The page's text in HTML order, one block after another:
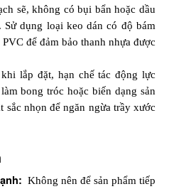
sẽ, không có bụi bẩn hoặc dầu
Sử dụng loại keo dán có độ bám
để đảm bảo thanh nhựa được
khi lắp đặt, hạn chế tác động lực
bong tróc hoặc biến dạng sản
sắc nhọn để ngăn ngừa trầy xước
Không nên để sản phẩm tiếp